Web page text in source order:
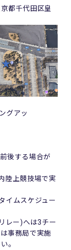
都千代田区皇
グアッ
後する場合が
陸上競技場で実
イムスケジュー
レー)へは3チー
事務局で実施
。